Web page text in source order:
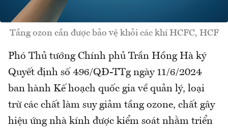
Tầng ozon cần được bảo vệ khỏi các khí HCFC, HCF
Phó Thủ tướng Chính phủ Trần Hồng Hà ký
Quyết định số 496/QĐ-TTg ngày 11/6/2024
ban hành Kế hoạch quốc gia về quản lý, loại
trừ các chất làm suy giảm tầng ozone, chất gây
hiệu ứng nhà kính được kiểm soát nhằm triển